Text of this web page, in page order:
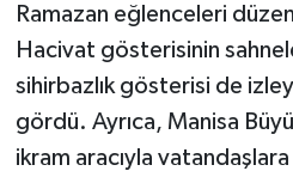
Ramazan eğlenceleri
Hacivat gösterisinin
sihirbazlık gösterisi de
gördü. Ayrıca, Manisa
ikram aracıyla